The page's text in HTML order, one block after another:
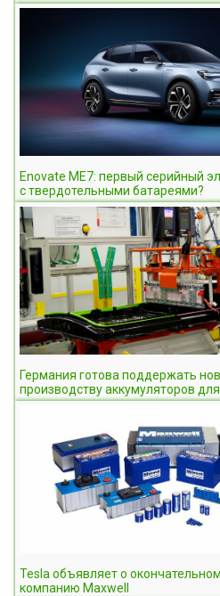
Enovate ME7: первый серийный
с твердотельными батареями?
Германия готова поддержать
производству аккумуляторов
Tesla объявляет о
компанию Maxwell